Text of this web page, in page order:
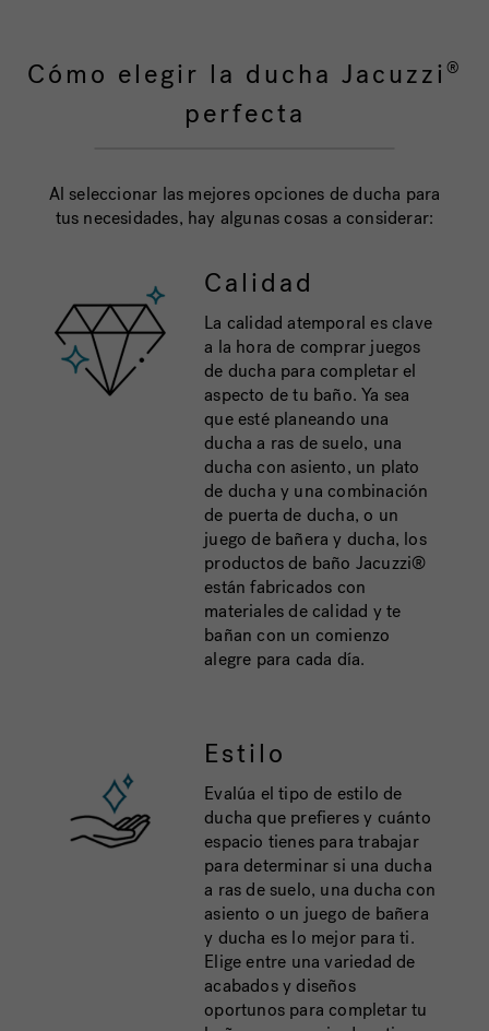
Cómo elegir la ducha Jacuzzi ®
perfecta
Al seleccionar las mejores opciones de ducha para
tus necesidades, hay algunas cosas a considerar:
Calidad
La calidad atemporal es clave
a la hora de comprar juegos
de ducha para completar el
aspecto de tu baño. Ya sea
que esté planeando una
ducha a ras de suelo, una
ducha con asiento, un plato
de ducha y una combinación
de puerta de ducha, o un
juego de bañera y ducha, los
productos de baño Jacuzzi®
están fabricados con
materiales de calidad y te
bañan con un comienzo
alegre para cada día.
Estilo
Evalúa el tipo de estilo de
ducha que prefieres y cuánto
espacio tienes para trabajar
para determinar si una ducha
a ras de suelo, una ducha con
asiento o un juego de bañera
y ducha es lo mejor para ti.
Elige entre una variedad de
acabados y diseños
oportunos para completar tu